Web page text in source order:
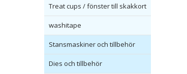
Treat cups / fönster till skakkort
washitape
Stansmaskiner och tillbehör
Dies och tillbehör